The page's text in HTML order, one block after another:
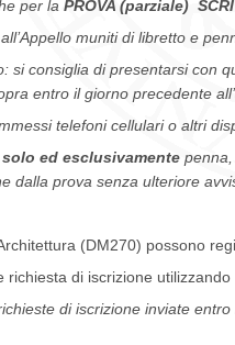
per la PROVA (parziale)
muniti di libretto e
si consiglia di presentarsicon
entro il giorno precedente
telefoni cellulari o altri
solo ed esclusivamente
dalla prova senza ulteriore
(DM270) possono
di iscrizione utilizzando
di iscrizione inviate